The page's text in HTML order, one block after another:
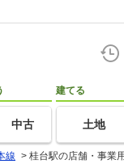
中古
建てる
土地
線 > 桂台駅の店舗・事業